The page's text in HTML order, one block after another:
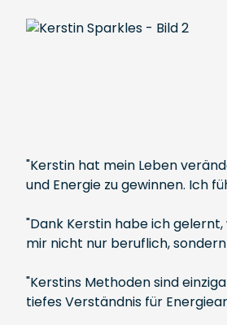
"Kerstin hat mein Leben
und Energie zu gewinnen. Ich
"Dank Kerstin habe ich
mir nicht nur beruflich,
"Kerstins Methoden sind
tiefes Verständnis für